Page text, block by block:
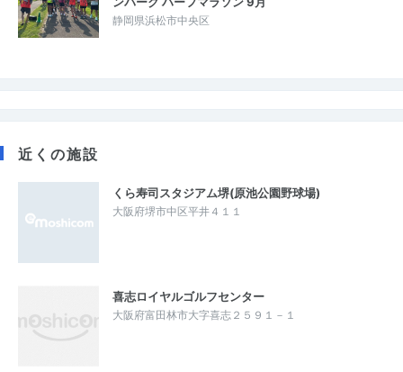
静岡県浜松市中央区
近くの施設
くら寿司スタジアム堺(原池公園野球場)
大阪府堺市中区平井４１１
喜志ロイヤルゴルフセンター
大阪府富田林市大字喜志２５９１－１